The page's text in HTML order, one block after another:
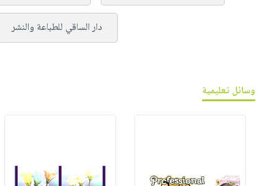
دار الساقي للطباعة والنشر
وسائل تعليمية